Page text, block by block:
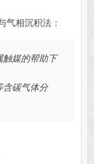
相沉积法：
触媒的帮助下
含碳气体分